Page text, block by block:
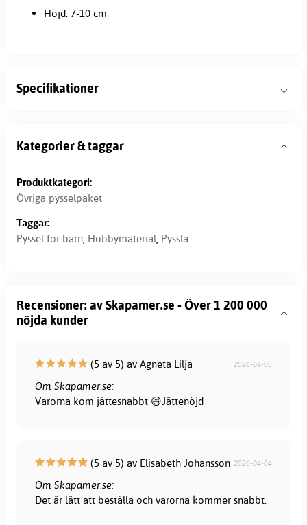
Höjd: 7-10 cm
Specifikationer
Kategorier & taggar
Produktkategori:
Övriga pysselpaket
Taggar:
Pyssel för barn, Hobbymaterial, Pyssla
Recensioner: av Skapamer.se - Över 1 200 000
nöjda kunder
(5 av 5) av Agneta Lilja 2026-04-05
Om Skapamer.se:
Varorna kom jättesnabbt 😄Jättenöjd
(5 av 5) av Elisabeth Johansson 2026-04-04
Om Skapamer.se:
Det är lätt att beställa och varorna kommer snabbt.